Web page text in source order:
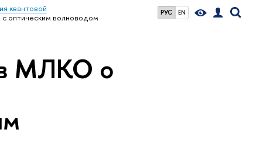
РУС EN
квантовой
оптическим волноводом
МЛКО о